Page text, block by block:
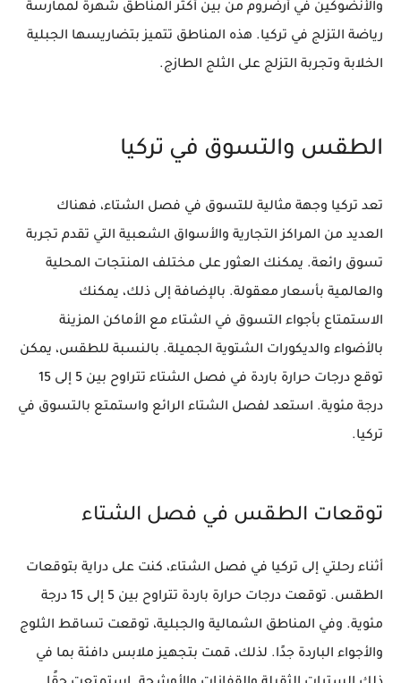
والأنضوكين في أرضروم من بين أكثر المناطق شهرة لممارسة
رياضة التزلج في تركيا. هذه المناطق تتميز بتضاريسها الجبلية
الخلابة وتجربة التزلج على الثلج الطازج.
الطقس والتسوق في تركيا
تعد تركيا وجهة مثالية للتسوق في فصل الشتاء، فهناك
العديد من المراكز التجارية والأسواق الشعبية التي تقدم تجربة
تسوق رائعة. يمكنك العثور على مختلف المنتجات المحلية
والعالمية بأسعار معقولة. بالإضافة إلى ذلك، يمكنك
الاستمتاع بأجواء التسوق في الشتاء مع الأماكن المزينة
بالأضواء والديكورات الشتوية الجميلة. بالنسبة للطقس، يمكن
توقع درجات حرارة باردة في فصل الشتاء تتراوح بين 5 إلى 15
درجة مئوية. استعد لفصل الشتاء الرائع واستمتع بالتسوق في
تركيا.
توقعات الطقس في فصل الشتاء
أثناء رحلتي إلى تركيا في فصل الشتاء، كنت على دراية بتوقعات
الطقس. توقعت درجات حرارة باردة تتراوح بين 5 إلى 15 درجة
مئوية. وفي المناطق الشمالية والجبلية، توقعت تساقط الثلوج
والأجواء الباردة جدًا. لذلك، قمت بتجهيز ملابس دافئة بما في